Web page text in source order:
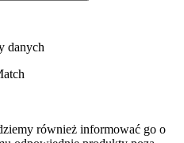
danych
również informować go o